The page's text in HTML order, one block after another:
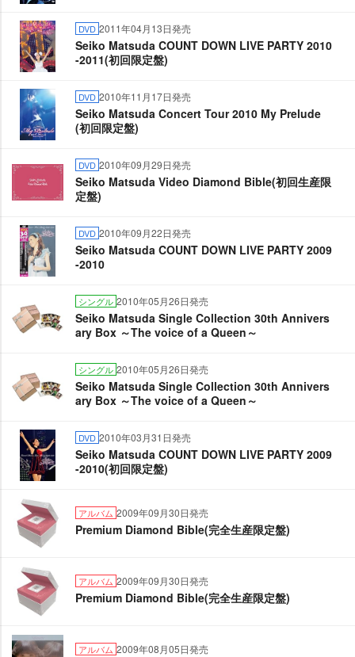
DVD 2011年04月13日発売
Seiko Matsuda COUNT DOWN LIVE PARTY 2010
-2011(初回限定盤)
DVD 2010年11月17日発売
Seiko Matsuda Concert Tour 2010 My Prelude
(初回限定盤)
DVD 2010年09月29日発売
Seiko Matsuda Video Diamond Bible(初回生産限
定盤)
DVD 2010年09月22日発売
Seiko Matsuda COUNT DOWN LIVE PARTY 2009
-2010
シングル 2010年05月26日発売
Seiko Matsuda Single Collection 30th Annivers
ary Box ～The voice of a Queen～
シングル 2010年05月26日発売
Seiko Matsuda Single Collection 30th Annivers
ary Box ～The voice of a Queen～
DVD 2010年03月31日発売
Seiko Matsuda COUNT DOWN LIVE PARTY 2009
-2010(初回限定盤)
アルバム 2009年09月30日発売
Premium Diamond Bible(完全生産限定盤)
アルバム 2009年09月30日発売
Premium Diamond Bible(完全生産限定盤)
アルバム 2009年08月05日発売